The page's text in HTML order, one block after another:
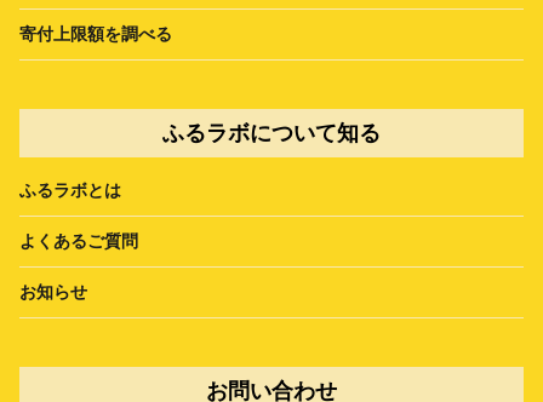
寄付上限額を調べる
ふるラボについて知る
ふるラボとは
よくあるご質問
お知らせ
お問い合わせ